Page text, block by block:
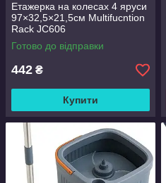
Етажерка на колесах 4 яруси
97×32,5×21,5см Multifucntion
Rack JC606
Готово до відправки
442 ₴
Купити